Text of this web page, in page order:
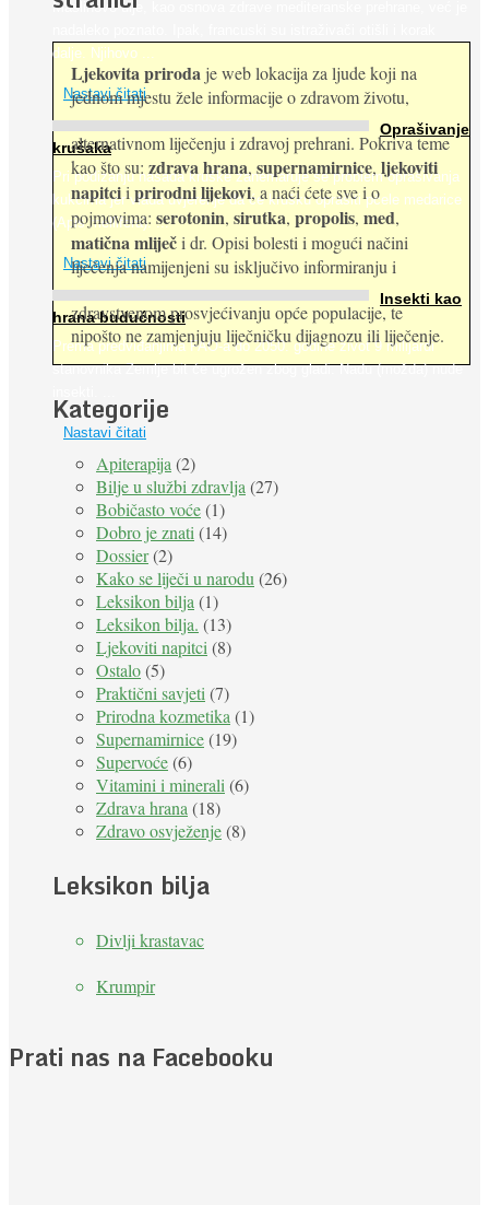
Maslinovo ulje, kao osnova zdrave mediteranske prehrane, već je
dalje. Njihovo ...
Nastavi čitati
Oprašivanje
krušaka
Pri podizanju nasada kruške zanemaruje se problem oprašivanja
kukcima jer vlada uvjerenje da će krušku oprašiti pčele medarice
(Apis mellifera). ...
Nastavi čitati
Insekti kao
hrana budućnosti
Prema predviđanjima FAO-a do 2050. godine život 9 milijardi
stanovnika Zemlje bit će ugrožen zbog gladi. Nadu (možda) nude
Nastavi čitati
Ljekovita priroda je web lokacija za ljude koji na
jednom mjestu žele informacije o zdravom životu,
alternativnom liječenju i zdravoj prehrani. Pokriva teme
kao što su: zdrava hrana, supernamirnice, ljekoviti
napitciiprirodni lijekovi, a naći ćete sve i o
pojmovima: serotonin, sirutka, propolis, med,
matična mliječi dr. Opisi bolesti i mogući načini
liječenja namijenjeni su isključivo informiranju i
zdravstvenom prosvjećivanju opće populacije, te
nipošto ne zamjenjuju liječničku dijagnozu ili liječenje.
Kategorije
Apiterapija (2)
Bilje u službi zdravlja (27)
Bobičasto voće(1)
Dobro je znati (14)
Dossier(2)
Kako se liječi u narodu (26)
Leksikon bilja (1)
Leksikon bilja. (13)
Ljekoviti napitci (8)
Ostalo(5)
Praktični savjeti (7)
Prirodna kozmetika (1)
Supernamirnice(19)
Supervoće(6)
Vitamini i minerali (6)
Zdrava hrana (18)
Zdravo osvježenje(8)
Leksikon bilja
Divlji krastavac
Krumpir
Prati nas na Facebooku